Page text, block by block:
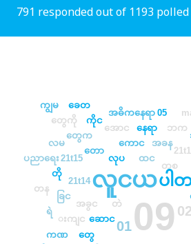
791 responded out of 1193 polled
09
လူငယပါ
02
01
တဲ
ဆောင
တစ
လုပ ထင
တွေ
အခွင
တော
ကောင
21t14
အခန
းကျင
တွေက
21t15
အောင
ခြင
နေရာ ဘက
ကဏ
တို
တွေကို
လမ
ကိုင
ရဲ
အဓိကနေရာ05
တန
ပညာရေး
ကျွမ ခေတ